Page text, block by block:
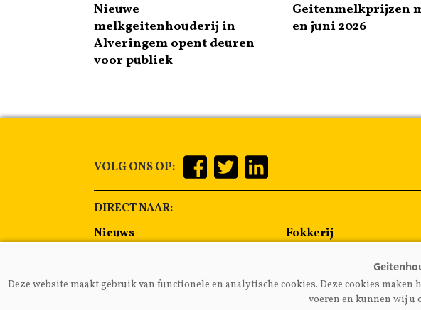
Nieuwe
melkgeitenhouderij in
Alveringem opent deuren
voor publiek
Geitenmelkprijzen
en juni 2026
VOLG ONS OP:
DIRECT NAAR:
Nieuws
Gezondheid
Fokkerij
Algemeen
Melkprijzen
Deze website maakt gebruik van functionele en analytische cookies. Deze cookies
voeren en kunnen wij u